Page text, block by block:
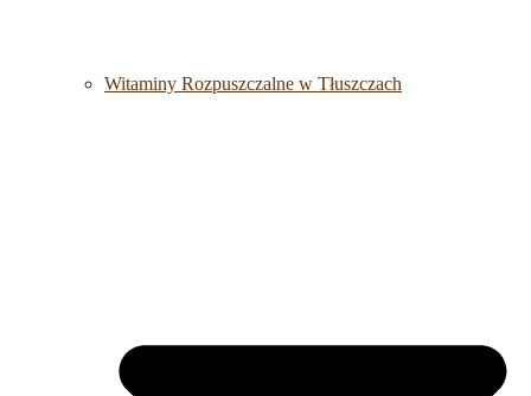
Witaminy Rozpuszczalne w Tłuszczach